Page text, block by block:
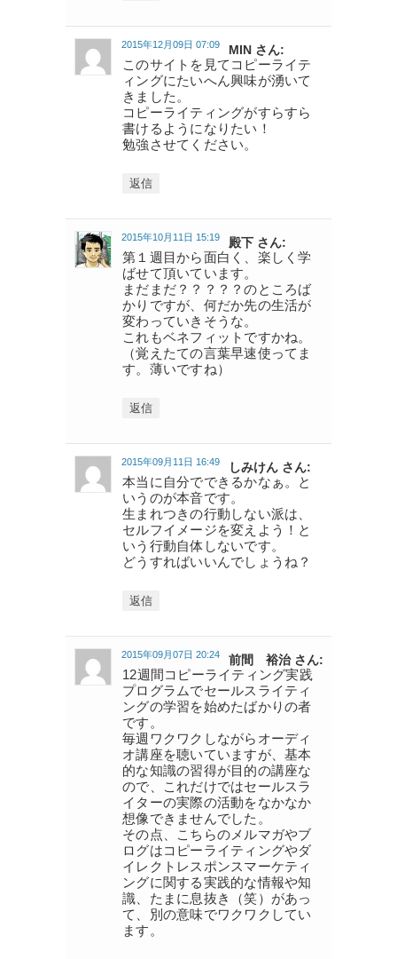
MIN さん:
2015年12月09日 07:09
このサイトを見てコピーライテ
ィングにたいへん興味が湧いて
きました。
コピーライティングがすらすら
書けるようになりたい！
勉強させてください。
返信
殿下 さん:
2015年10月11日 15:19
第１週目から面白く、楽しく学
ばせて頂いています。
まだまだ？？？？？のところば
かりですが、何だか先の生活が
変わっていきそうな。
これもベネフィットですかね。
（覚えたての言葉早速使ってま
す。薄いですね）
返信
しみけん さん:
2015年09月11日 16:49
本当に自分でできるかなぁ。と
いうのが本音です。
生まれつきの行動しない派は、
セルフイメージを変えよう！と
いう行動自体しないです。
どうすればいいんでしょうね？
返信
前間 裕治 さん:
2015年09月07日 20:24
12週間コピーライティング実践
プログラムでセールスライティ
ングの学習を始めたばかりの者
です。
毎週ワクワクしながらオーディ
オ講座を聴いていますが、基本
的な知識の習得が目的の講座な
ので、これだけではセールスラ
イターの実際の活動をなかなか
想像できませんでした。
その点、こちらのメルマガやブ
ログはコピーライティングやダ
イレクトレスポンスマーケティ
ングに関する実践的な情報や知
識、たまに息抜き（笑）があっ
て、別の意味でワクワクしてい
ます。